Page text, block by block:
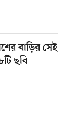
বাড়ির সেই
ছবি